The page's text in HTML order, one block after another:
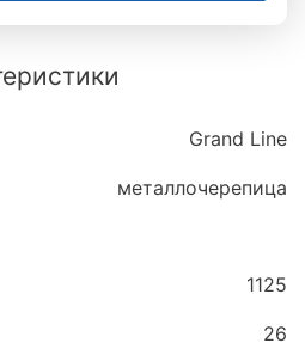
Grand Line
металлочерепица
1125
26